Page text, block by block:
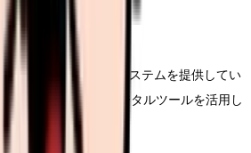
ビス内容
充実した転職支援システムを提供してい
ン面接対策など、デジタルツールを活用し
す。